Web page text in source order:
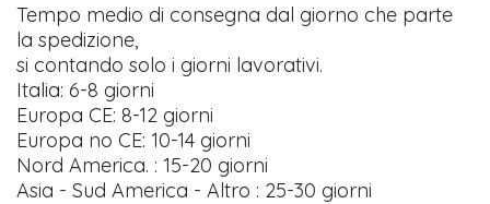
Tempo medio di consegna dal giorno che parte
la spedizione,
si contando solo i giorni lavorativi.
Italia: 6-8 giorni
Europa CE: 8-12 giorni
Europa no CE: 10-14 giorni
Nord America. : 15-20 giorni
Asia - Sud America - Altro : 25-30 giorni